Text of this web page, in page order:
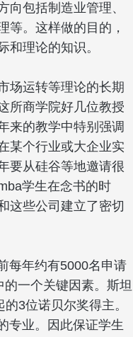
包括制造业管理、
等。这样做的目的，
理论的知识。
场运转等理论的长期
所商学院好几位教授
来的教学中特别强调
某个行业或大企业实
要从硅谷等地邀请很
学生在念书的时
这些公司建立了密切
每年约有5000名申请
一个关键因素。斯坦
3位诺贝尔奖得主。
专业。因此保证学生